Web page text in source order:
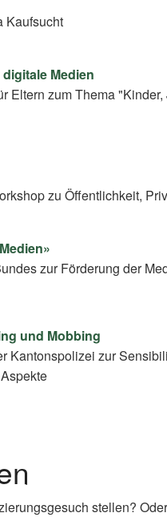
Kaufsucht
Medien
Eltern zum Thema
zu Öffentlichkeit,
zur Förderung der
und Mobbing
Kantonspolizei zur
stellen?